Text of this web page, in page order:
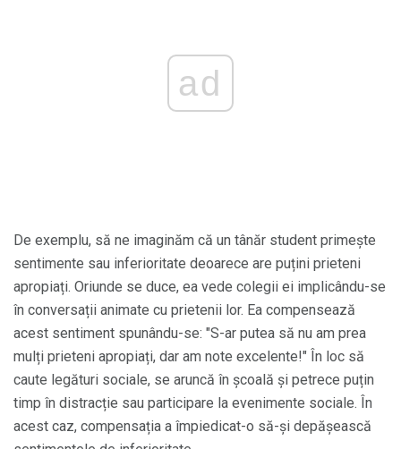
ad
De exemplu, să ne imaginăm că un tânăr student primește
sentimente sau inferioritate deoarece are puțini prieteni
apropiați. Oriunde se duce, ea vede colegii ei implicându-se
în conversații animate cu prietenii lor. Ea compensează
acest sentiment spunându-se: "S-ar putea să nu am prea
mulți prieteni apropiați, dar am note excelente!" În loc să
caute legături sociale, se aruncă în școală și petrece puțin
timp în distracție sau participare la evenimente sociale. În
acest caz, compensația a împiedicat-o să-și depășească